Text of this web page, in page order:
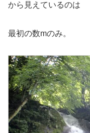
から見えているのは
最初の数mのみ。